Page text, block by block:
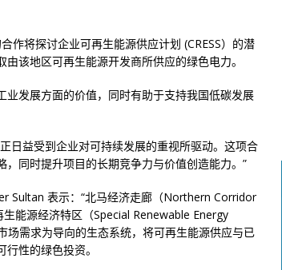
作将探讨企业可再生能源供应计划 (CRESS）的潜
该地区可再生能源开发商所供应的绿色电力。
发展方面的价值，同时有助于支持我国低碳发展
日益受到企业对可持续发展的重视所驱动。这项合
同时提升项目的长期竞争力与价值创造能力。”
Sultan 表示：“北马经济走廊（Northern Corridor
能源经济特区（Special Renewable Energy
场需求为导向的生态系统，将可再生能源供应与已
性的绿色投资。